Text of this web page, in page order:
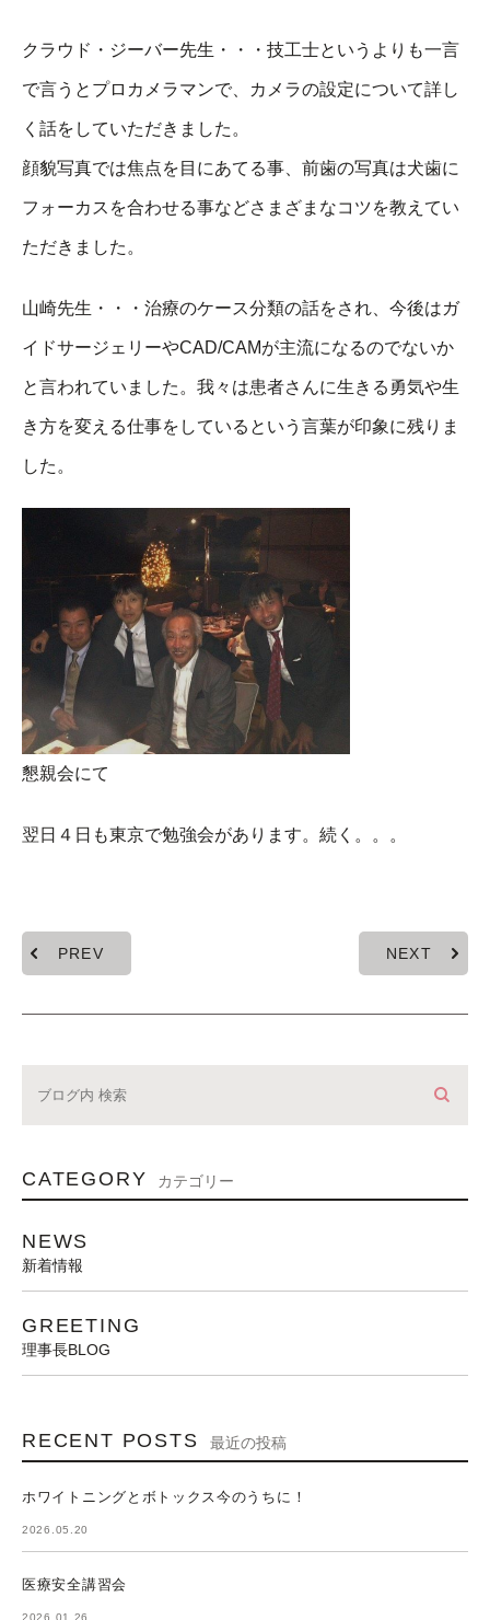
クラウド・ジーバー先生・・・技工士というよりも一言
で言うとプロカメラマンで、カメラの設定について詳し
く話をしていただきました。
顔貌写真では焦点を目にあてる事、前歯の写真は犬歯に
フォーカスを合わせる事などさまざまなコツを教えてい
ただきました。
山崎先生・・・治療のケース分類の話をされ、今後はガ
イドサージェリーやCAD/CAMが主流になるのでないか
と言われていました。我々は患者さんに生きる勇気や生
き方を変える仕事をしているという言葉が印象に残りま
した。
懇親会にて
翌日４日も東京で勉強会があります。続く。。。
PREV NEXT
CATEGORY カテゴリー
NEWS
新着情報
GREETING
理事長BLOG
RECENT POSTS 最近の投稿
ホワイトニングとボトックス今のうちに！
2026.05.20
医療安全講習会
2026.01.26